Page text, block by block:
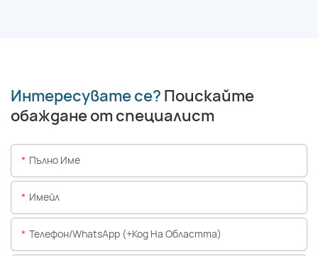
Интересувате се? Поискайте
обаждане от специалист
Пълно Име
Имейл
Телефон/WhatsApp (+Код На Областта)